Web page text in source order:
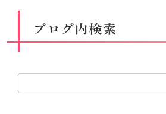
ブログ内検索